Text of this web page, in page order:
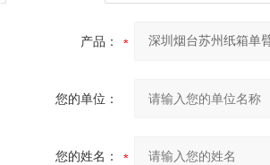
产品：
您的单位：
您的姓名：